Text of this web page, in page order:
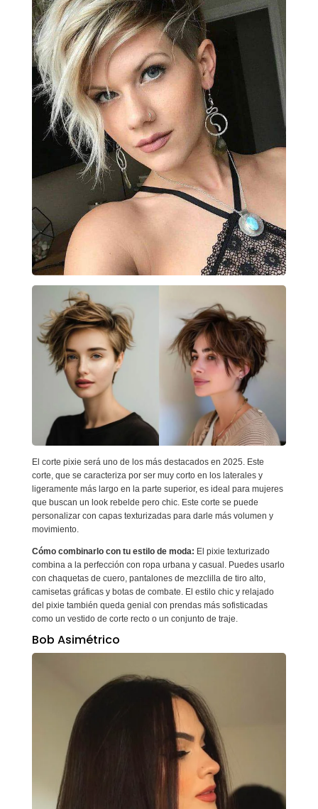
El corte pixie será uno de los más destacados en 2025. Este
corte, que se caracteriza por ser muy corto en los laterales y
ligeramente más largo en la parte superior, es ideal para mujeres
que buscan un look rebelde pero chic. Este corte se puede
personalizar con capas texturizadas para darle más volumen y
movimiento.
Cómo combinarlo con tu estilo de moda: El pixie texturizado
combina a la perfección con ropa urbana y casual. Puedes usarlo
con chaquetas de cuero, pantalones de mezclilla de tiro alto,
camisetas gráficas y botas de combate. El estilo chic y relajado
del pixie también queda genial con prendas más sofisticadas
como un vestido de corte recto o un conjunto de traje.
Bob Asimétrico